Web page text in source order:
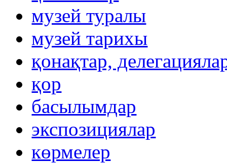
музей туралы
музей тарихы
қонақтар,
қор
басылымдар
экспозициялар
көрмелер